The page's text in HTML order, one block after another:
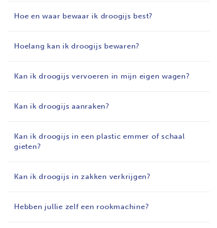
Hoe en waar bewaar ik droogijs best?
Hoelang kan ik droogijs bewaren?
Kan ik droogijs vervoeren in mijn eigen wagen?
Kan ik droogijs aanraken?
Kan ik droogijs in een plastic emmer of schaal
gieten?
Kan ik droogijs in zakken verkrijgen?
Hebben jullie zelf een rookmachine?